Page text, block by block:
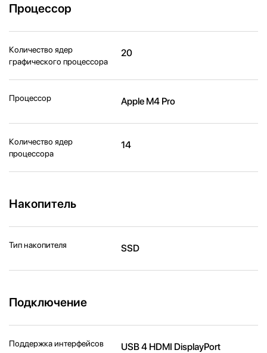
Процессор
Количество ядер
графического процессора
20
Процессор Apple M4 Pro
Количество ядер
процессора
14
Накопитель
Тип накопителя SSD
Подключение
Поддержка интерфейсов USB 4 HDMI DisplayPort